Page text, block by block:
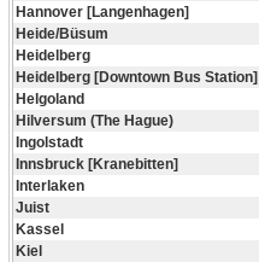
Hannover [Langenhagen]
Heide/Büsum
Heidelberg
Heidelberg [Downtown Bus Station]
Helgoland
Hilversum (The Hague)
Ingolstadt
Innsbruck [Kranebitten]
Interlaken
Juist
Kassel
Kiel